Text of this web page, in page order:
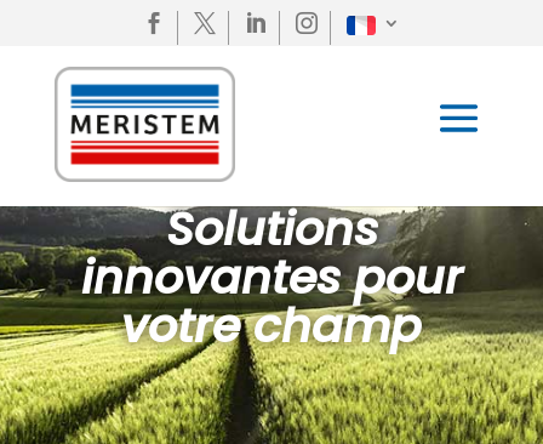
   
Solutions
innovantes pour
votre champ